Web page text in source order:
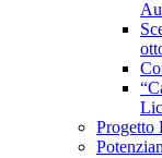
Progetto